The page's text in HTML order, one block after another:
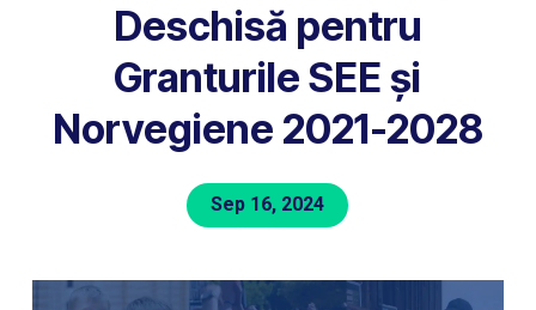
Deschisă pentru
Granturile SEE și
Norvegiene 2021-2028
Sep 16, 2024